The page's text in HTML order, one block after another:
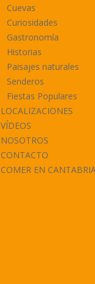
Cuevas
Curiosidades
Gastronomía
Historias
Paisajes naturales
Senderos
Fiestas Populares
LOCALIZACIONES
VÍDEOS
NOSOTROS
CONTACTO
COMER EN